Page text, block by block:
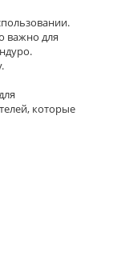
важно для
которые